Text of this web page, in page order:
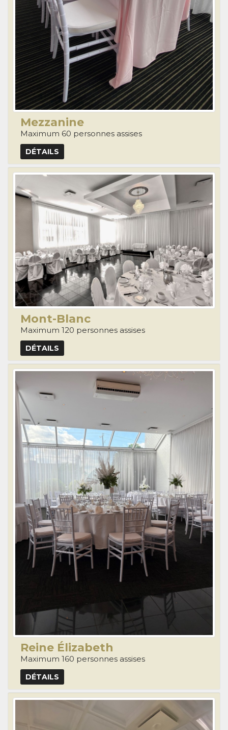
Mezzanine
Maximum 60 personnes assises
DÉTAILS
Mont-Blanc
Maximum 120 personnes assises
DÉTAILS
Reine Élizabeth
Maximum 160 personnes assises
DÉTAILS